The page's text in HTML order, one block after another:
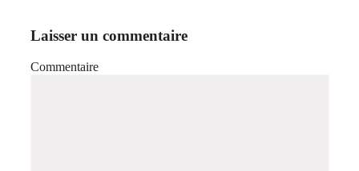
Laisser un commentaire
Commentaire